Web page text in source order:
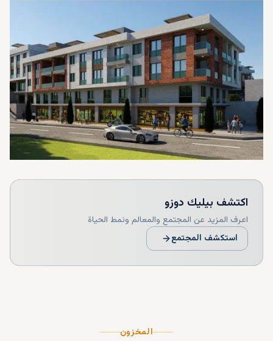
اكتشف بيليك دوزو
اعرف المزيد عن المجتمع والمعالم ونمط الحياة
استكشف المجتمع
المخزون